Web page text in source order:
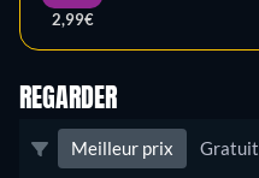
2,99€
REGARDER
Meilleur prix Gratuit